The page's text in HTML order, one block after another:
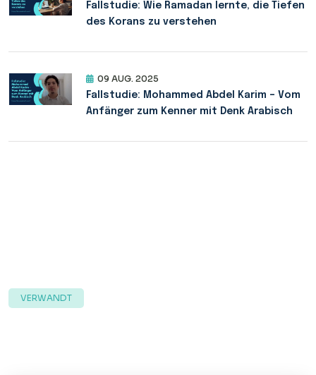
Fallstudie: Wie Ramadan lernte, die Tiefen
des Korans zu verstehen
09 AUG. 2025
Fallstudie: Mohammed Abdel Karim – Vom
Anfänger zum Kenner mit Denk Arabisch
VERWANDT